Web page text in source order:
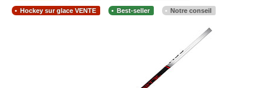
Hockey sur glace VENTE Best-seller Notre conseil